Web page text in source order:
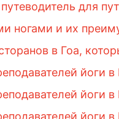
для
ногами и их
в Гоа,
йоги
йоги